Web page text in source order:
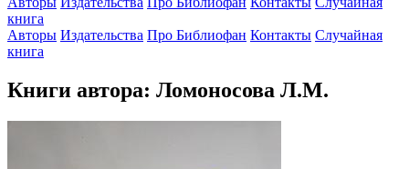
книга
Авторы Издательства Про Библиофан Контакты Случайная
книга
Книги автора: Ломоносова Л.М.